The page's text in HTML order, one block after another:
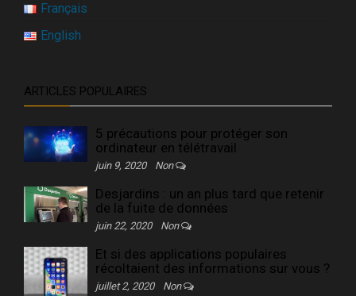
Français
English
ARTICLES POPULAIRES
5 précautions pour protéger son
ordinateur en télétravail
juin 9, 2020 Non
Desjardins : un an plus tard que retenir
de la fuite de données
juin 22, 2020 Non
Et si des applications populaires
récoltaient des informations sur vous ?
juillet 2, 2020 Non